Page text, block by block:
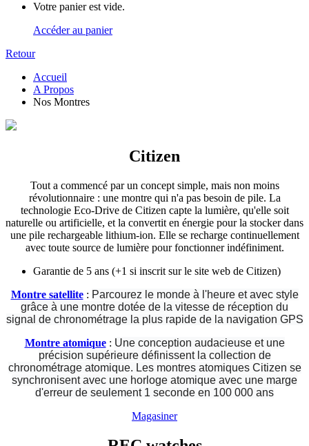
Votre panier est vide.
Accéder au panier
Retour
Accueil
A Propos
Nos Montres
Citizen
Tout a commencé par un concept simple, mais non moins
révolutionnaire : une montre qui n'a pas besoin de pile. La
technologie Eco-Drive de Citizen capte la lumière, qu'elle soit
naturelle ou artificielle, et la convertit en énergie pour la stocker dans
une pile rechargeable lithium-ion. Elle se recharge continuellement
avec toute source de lumière pour fonctionner indéfiniment.
Garantie de 5 ans (+1 si inscrit sur le site web de Citizen)
Montre satellite: Parcourez le monde à l'heure et avec style
grâce à une montre dotée de la vitesse de réception du
signal de chronométrage la plus rapide de la navigation GPS
Montre atomique: Une conception audacieuse et une
précision supérieure définissent la collection de
chronométrage atomique. Les montres atomiques Citizen se
synchronisent avec une horloge atomique avec une marge
d'erreur de seulement 1 seconde en 100 000 ans
Magasiner